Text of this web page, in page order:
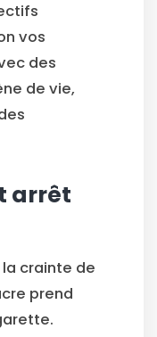
vos
des
de vie,
arrêt
crainte de
prend